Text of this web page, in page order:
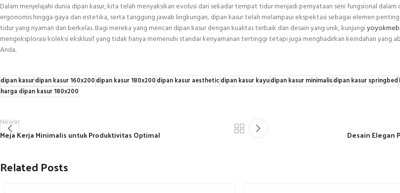
Dalam menjelajahi dunia dipan kasur, kita telah menyaksikan evolusi dari sekadar tempat tidur menjadi pernyataan seni fungsional dalam
ergonomis hingga gaya dan estetika, serta tanggung jawab lingkungan, dipan kasur telah melampaui ekspektasi sebagai elemen
tidur yang nyaman dan berkelas. Bagi mereka yang mencari dipan kasur dengan kualitas terbaik dan desain yang unik, kunjungi
mengeksplorasi koleksi eksklusif yang tidak hanya memenuhi standar kenyamanan tertinggi tetapi juga menghadirkan keindahan yang
Anda.
dipan kasurdipan kasur 160x200dipan kasur 180x200dipan kasur aestheticdipan kasur kayudipan kasur minimalisdipan kasur springbed
harga dipan kasur 180x200
Newer
Meja Kerja Minimalis untuk Produktivitas Optimal Desain Elegan
Related Posts